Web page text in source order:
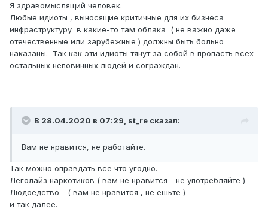
Я здравомыслящий человек.
Любые идиоты , выносящие критичные для их бизнеса
инфраструктуру в какие-то там облака ( не важно даже
отечественные или зарубежные ) должны быть больно
наказаны. Так как эти идиоты тянут за собой в пропасть всех
остальных неповинных людей и сограждан.
В 28.04.2020 в 07:29, st_re сказал:
Вам не нравится, не работайте.
Так можно оправдать все что угодно.
Леголайз наркотиков ( вам не нравится - не употребляйте )
Людоедство - ( вам не нравится , не ешьте )
и так далее.